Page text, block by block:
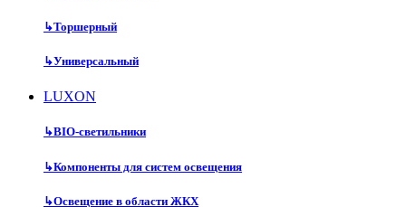
↳Торшерный
↳Универсальный
LUXON
↳BIO-светильники
↳Компоненты для систем освещения
↳Освещение в области ЖКХ